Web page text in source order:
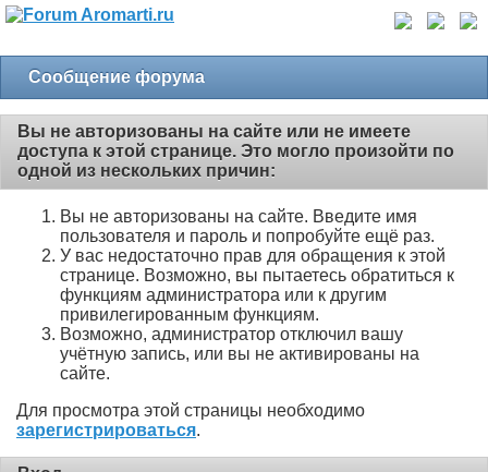
Сообщение форума
Вы не авторизованы на сайте или не имеете
доступа к этой странице. Это могло произойти по
одной из нескольких причин:
Вы не авторизованы на сайте. Введите имя
пользователя и пароль и попробуйте ещё раз.
У вас недостаточно прав для обращения к этой
странице. Возможно, вы пытаетесь обратиться к
функциям администратора или к другим
привилегированным функциям.
Возможно, администратор отключил вашу
учётную запись, или вы не активированы на
сайте.
Для просмотра этой страницы необходимо
зарегистрироваться.